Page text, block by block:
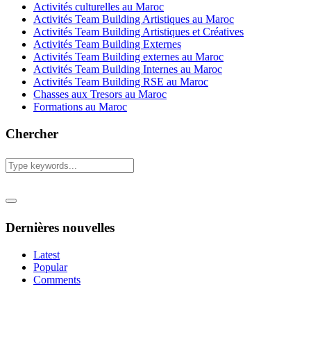
Activités culturelles au Maroc
Activités Team Building Artistiques au Maroc
Activités Team Building Artistiques et Créatives
Activités Team Building Externes
Activités Team Building externes au Maroc
Activités Team Building Internes au Maroc
Activités Team Building RSE au Maroc
Chasses aux Tresors au Maroc
Formations au Maroc
Chercher
Dernières nouvelles
Latest
Popular
Comments